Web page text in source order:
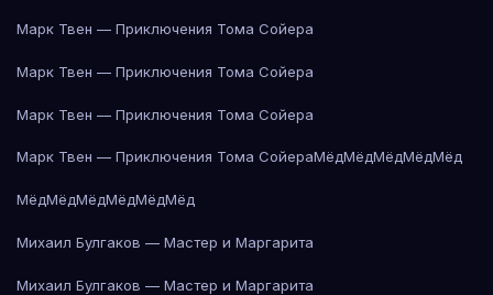
Марк Твен — Приключения Тома Сойера
Марк Твен — Приключения Тома Сойера
Марк Твен — Приключения Тома Сойера
Марк Твен — Приключения Тома СойераМёдМёдМёдМёдМёд
МёдМёдМёдМёдМёдМёд
Михаил Булгаков — Мастер и Маргарита
Михаил Булгаков — Мастер и Маргарита